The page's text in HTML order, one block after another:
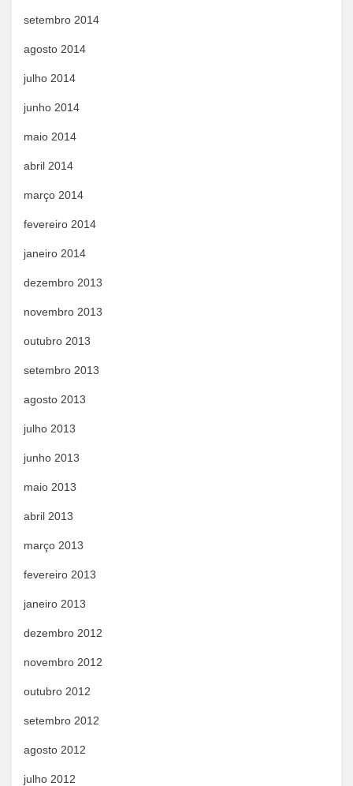
setembro 2014
agosto 2014
julho 2014
junho 2014
maio 2014
abril 2014
março 2014
fevereiro 2014
janeiro 2014
dezembro 2013
novembro 2013
outubro 2013
setembro 2013
agosto 2013
julho 2013
junho 2013
maio 2013
abril 2013
março 2013
fevereiro 2013
janeiro 2013
dezembro 2012
novembro 2012
outubro 2012
setembro 2012
agosto 2012
julho 2012